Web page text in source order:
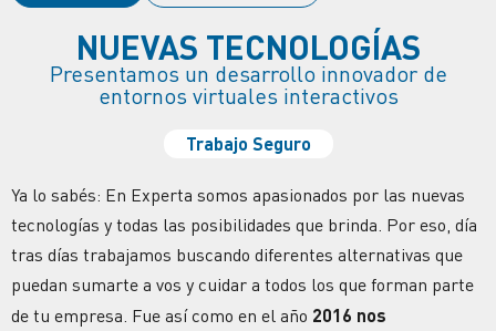
NUEVAS TECNOLOGÍAS
Presentamos un desarrollo innovador de
entornos virtuales interactivos
Trabajo Seguro
Ya lo sabés: En Experta somos apasionados por las nuevas
tecnologías y todas las posibilidades que brinda. Por eso, día
tras días trabajamos buscando diferentes alternativas que
puedan sumarte a vos y cuidar a todos los que forman parte
de tu empresa. Fue así como en el año 2016 nos